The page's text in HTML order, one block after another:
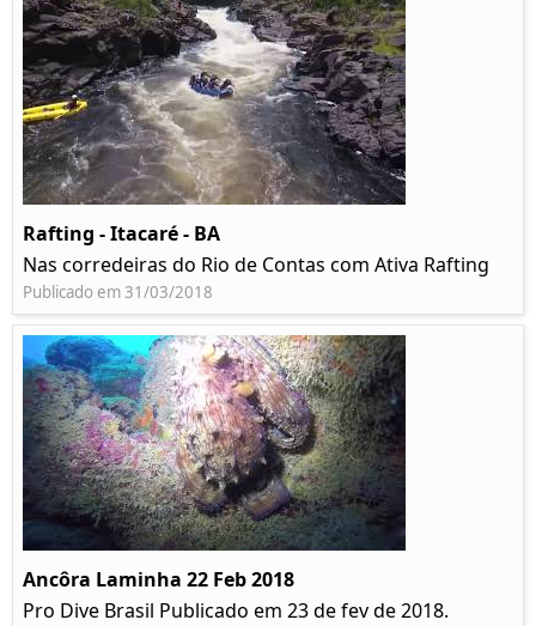
Rafting - Itacaré - BA
Nas corredeiras do Rio de Contas com Ativa Rafting
Publicado em 31/03/2018
Ancôra Laminha 22 Feb 2018
Pro Dive Brasil Publicado em 23 de fev de 2018.